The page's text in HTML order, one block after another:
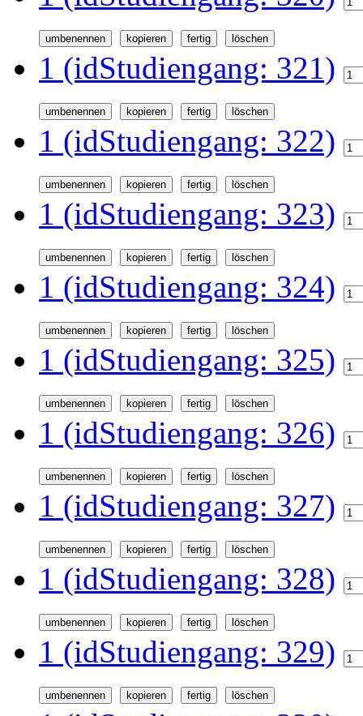
1 (idStudiengang: 321)
1 (idStudiengang: 322)
1 (idStudiengang: 323)
1 (idStudiengang: 324)
1 (idStudiengang: 325)
1 (idStudiengang: 326)
1 (idStudiengang: 327)
1 (idStudiengang: 328)
1 (idStudiengang: 329)